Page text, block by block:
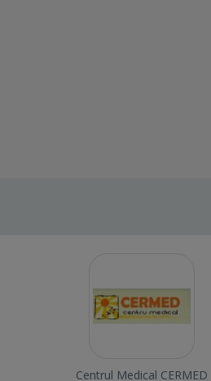
Centrul Medical CERMED